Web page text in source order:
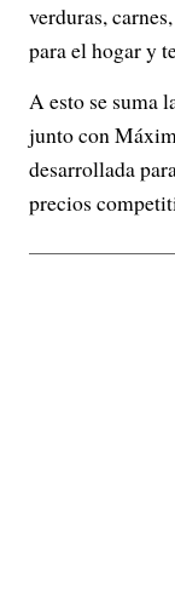
verduras,
para el hogar y
A esto se suma
junto con
desarrollada
precios